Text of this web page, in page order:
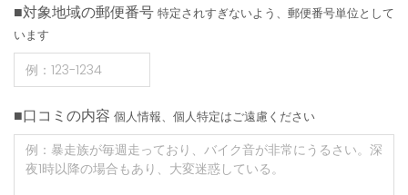
■対象地域の郵便番号 特定されすぎないよう、郵便番号単位として
います
■口コミの内容 個人情報、個人特定はご遠慮ください